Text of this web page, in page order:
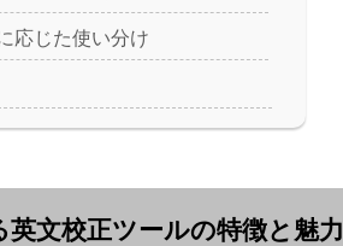
応じた使い分け
文校正ツールの特徴と魅力